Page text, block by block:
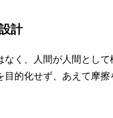
計
く、人間が人間として
的化せず、あえて摩